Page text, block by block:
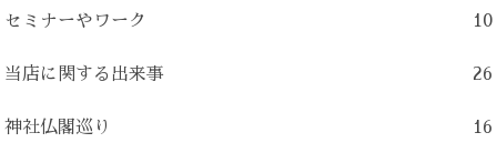
セミナーやワーク 10
当店に関する出来事 26
神社仏閣巡り 16